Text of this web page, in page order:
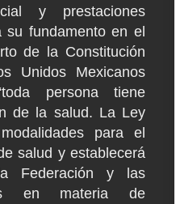
y prestaciones
su fundamento en el
de la Constitución
Unidos Mexicanos
persona tiene
de la salud. La Ley
para el
salud y establecerá
Federación y las
en materia de